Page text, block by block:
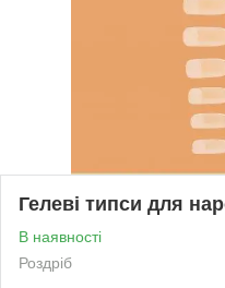
Гелеві типси для
В наявності
Роздріб